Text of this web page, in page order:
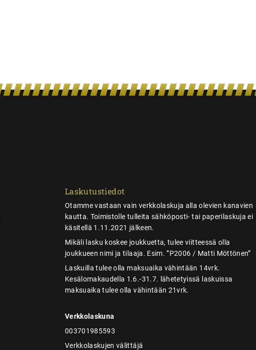
Laskutustiedot
Otamme vastaan vain verkkolaskuja alla olevien kanavien
kautta. Toimistolle tulleita sähköposti- tai paperilaskuja ei
käsitellä 1.11.2021 jälkeen.
Mikäli lasku koskee joukkuetta, tulee viitteessä olla
joukkueen nimi ja tilaaja. Esim. ”P2006 / Matti Möttönen”
Laskuilla tulee olla maksuaika vähintään 14vrk.
Kesälomakaudella 1.6.-31.7. lähetetyissä laskuissa
maksuaika tulee olla vähintään 21vrk.
Verkkolaskuna
003701985593
Verkkolaskujen välittäjä